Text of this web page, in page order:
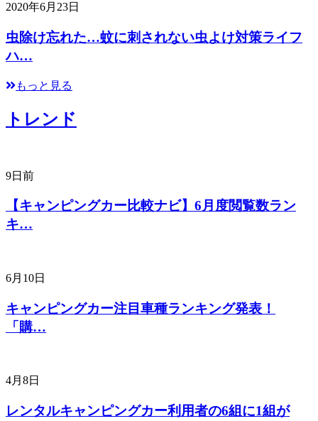
2020年6月23日
虫除け忘れた…蚊に刺されない虫よけ対策ライフ
ハ…
もっと見る
トレンド
9日前
【キャンピングカー比較ナビ】6月度閲覧数ラン
キ…
6月10日
キャンピングカー注目車種ランキング発表！
「購…
4月8日
レンタルキャンピングカー利用者の6組に1組が